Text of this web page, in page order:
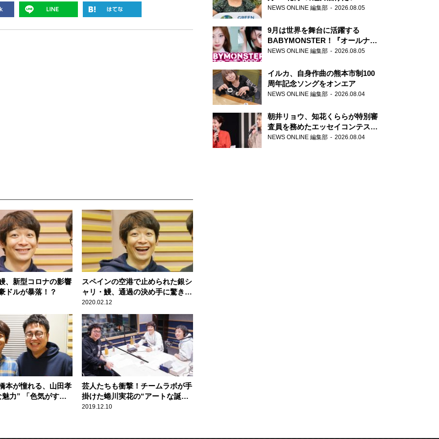
、新型コロナの影響
ドルが暴落！？
スペインの空港で止められた銀シ
ャリ・鰻、通過の決め手に驚き
「あれで通れんねや(笑)」
2020.02.12
本が憧れる、山田孝
力” 「色気がすご
芸人たちも衝撃！チームラボが手
掛けた蜷川実花の“アートな誕生
会” 「光の先に蜷川実花が…」
2019.12.10
NEWS ONLINE 編集部 2026.08.05
9月は世界を舞台に活躍する
BABYMONSTER！『オールナイ
トニッポンPODCAST』月替わり
NEWS ONLINE 編集部 2026.08.05
イルカ、自身作曲の熊本市制100
周年記念ソングをオンエア
NEWS ONLINE 編集部 2026.08.04
朝井リョウ、知花くららが特別審
査員を務めたエッセイコンテスト
の特別番組「#いまあなたに伝え
NEWS ONLINE 編集部 2026.08.04